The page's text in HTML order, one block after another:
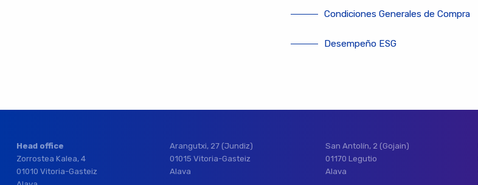
Condiciones Generales de Compra
Desempeño ESG
Head office
Zorrostea Kalea, 4
01010 Vitoria-Gasteiz
Arangutxi, 27 (Jundiz)
01015 Vitoria-Gasteiz
Alava
San Antolín, 2 (Gojain)
01170 Legutio
Alava